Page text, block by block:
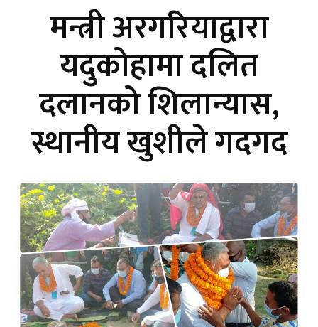
मन्त्री अरगरियाद्वारा
यदुकोहामा दलित
दलानको शिलान्यास,
स्थानीय खुशीले गदगद